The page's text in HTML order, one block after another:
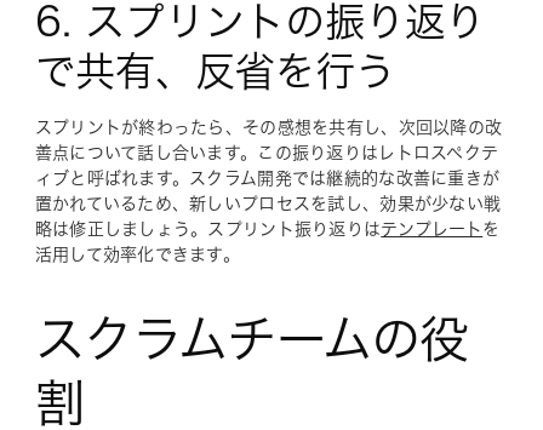
6. スプリントの振り返り
で共有、反省を行う
スプリントが終わったら、その感想を共有し、次回以降の改
善点について話し合います。この振り返りはレトロスペクテ
ィブと呼ばれます。スクラム開発では継続的な改善に重きが
置かれているため、新しいプロセスを試し、効果が少ない戦
略は修正しましょう。スプリント振り返りはテンプレート を
活用して効率化できます。
スクラムチームの役
割